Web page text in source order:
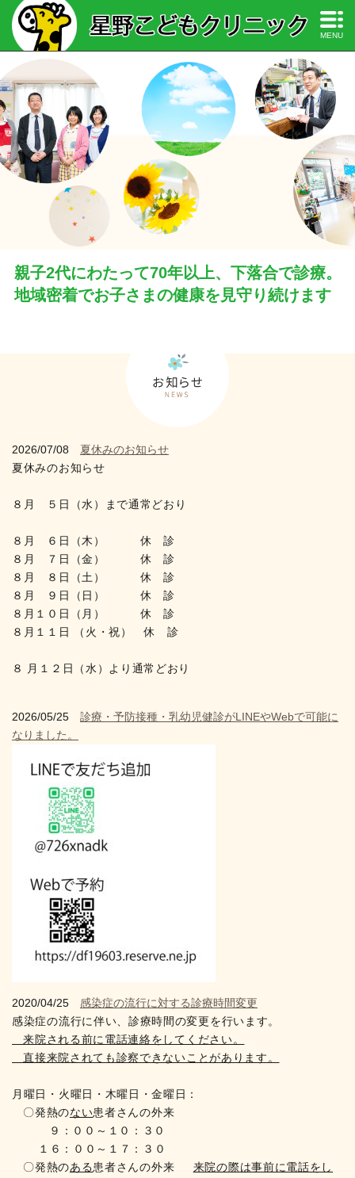
MENU
親子2代にわたって70年以上、下落合で診療。
地域密着でお子さまの健康を見守り続けます
2026/07/08
夏休みのお知らせ
夏休みのお知らせ
８月 ５日（水）まで通常どおり
８月 ６日（木） 休 診
８月 ７日（金） 休 診
８月 ８日（土） 休 診
８月 ９日（日） 休 診
８月１０日（月） 休 診
８月１１日 （火・祝） 休 診
８ 月１２日（水）より通常どおり
2026/05/25
診療・予防接種・乳幼児健診がLINEやWebで可能に
なりました。
2020/04/25
感染症の流行に対する診療時間変更
感染症の流行に伴い、診療時間の変更を行います。
来院される前に電話連絡をしてください。
直接来院されても診察できないことがあります。
月曜日・火曜日・木曜日・金曜日：
〇発熱のない患者さんの外来
９：００～１０：３０
１６：００～１７：３０
〇発熱のある患者さんの外来 来院の際は事前に電話をし